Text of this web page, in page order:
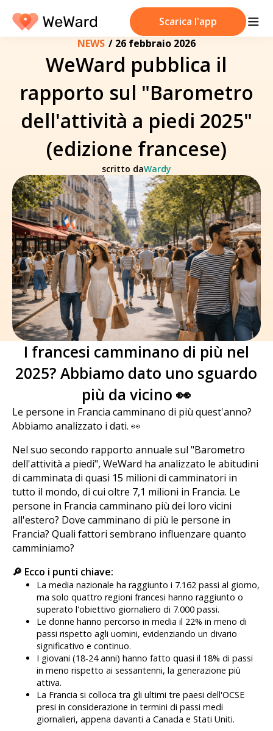
Scarica l'app
NEWS / 26 febbraio 2026
WeWard pubblica il
rapporto sul "Barometro
dell'attività a piedi 2025"
(edizione francese)
scritto daWardy
I francesi camminano di più nel
2025? Abbiamo dato uno sguardo
più da vicino 👀
Le persone in Francia camminano di più quest'anno?
Abbiamo analizzato i dati. 👀
Nel suo secondo rapporto annuale sul "Barometro
dell'attività a piedi", WeWard ha analizzato le abitudini
di camminata di quasi 15 milioni di camminatori in
tutto il mondo, di cui oltre 7,1 milioni in Francia. Le
persone in Francia camminano più dei loro vicini
all'estero? Dove camminano di più le persone in
Francia? Quali fattori sembrano influenzare quanto
camminiamo?
🔎 Ecco i punti chiave:
La media nazionale ha raggiunto i 7.162 passi al giorno,
ma solo quattro regioni francesi hanno raggiunto o
superato l'obiettivo giornaliero di 7.000 passi.
Le donne hanno percorso in media il 22% in meno di
passi rispetto agli uomini, evidenziando un divario
significativo e continuo.
I giovani (18-24 anni) hanno fatto quasi il 18% di passi
in meno rispetto ai sessantenni, la generazione più
attiva.
La Francia si colloca tra gli ultimi tre paesi dell'OCSE
presi in considerazione in termini di passi medi
giornalieri, appena davanti a Canada e Stati Uniti.